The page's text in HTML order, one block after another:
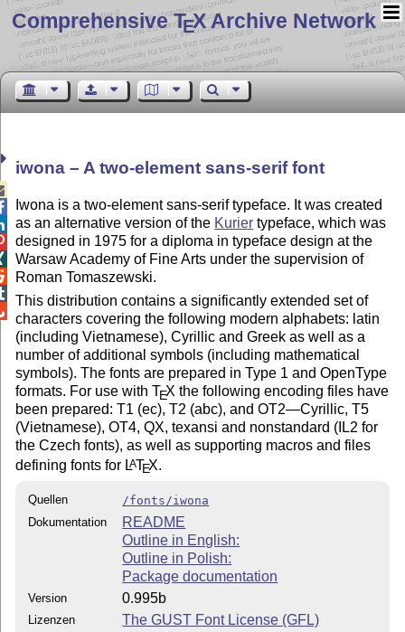
Comprehensive TEX Archive Network
iwona – A two-element sans-serif font
Iwona is a two-element sans-serif typeface. It was created
as an alternative version of the Kurier typeface, which was
designed in 1975 for a diploma in typeface design at the
Warsaw Academy of Fine Arts under the supervision of
Roman Tomaszewski.
This distribution contains a significantly extended set of
characters covering the following modern alphabets: latin
(including Vietnamese), Cyrillic and Greek as well as a
number of additional symbols (including mathematical
symbols). The fonts are prepared in Type 1 and OpenType
formats. For use withTEX the following encoding files have
been prepared: T1 (ec), T2 (abc), and OT2—Cyrillic, T5
(Vietnamese), OT4, QX, texansi and nonstandard (IL2 for
the Czech fonts), as well as supporting macros and files
defining fonts for LATEX.
Quellen
/fonts/iwona
Dokumentation
README
Outline in English:
Outline in Polish:
Package documentation
Version 0.995b
Lizenzen The GUST Font License (GFL)